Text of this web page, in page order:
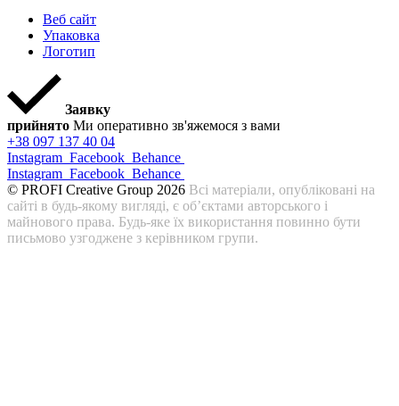
Веб сайт
Упаковка
Логотип
Заявку
прийнято Ми оперативно зв'яжемося з вами
+38 097 137 40 04
Instagram Facebook Behance
Instagram Facebook Behance
© PROFI Creative Group 2026 Всі матеріали, опубліковані на
сайті в будь-якому вигляді, є об’єктами авторського і
майнового права. Будь-яке їх використання повинно бути
письмово узгоджене з керівником групи.